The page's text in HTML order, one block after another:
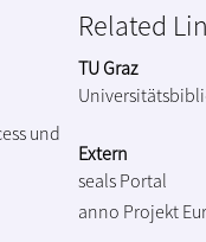
und
Related
TU Graz
Extern
seals Portal
anno Projekt